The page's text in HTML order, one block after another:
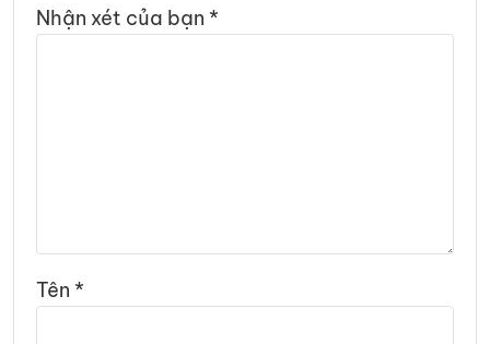
Nhận xét của bạn *
Tên *